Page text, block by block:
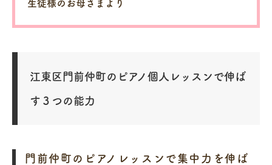
生徒様のお母さまより
江東区門前仲町のピアノ個人レッスンで伸ば
す３つの能力
門前仲町のピアノレッスンで集中力を伸ば